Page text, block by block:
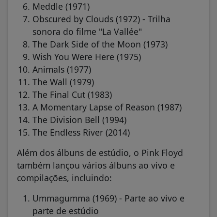
Meddle (1971)
Obscured by Clouds (1972) - Trilha
sonora do filme "La Vallée"
The Dark Side of the Moon (1973)
Wish You Were Here (1975)
Animals (1977)
The Wall (1979)
The Final Cut (1983)
A Momentary Lapse of Reason (1987)
The Division Bell (1994)
The Endless River (2014)
Além dos álbuns de estúdio, o Pink Floyd
também lançou vários álbuns ao vivo e
compilações, incluindo:
Ummagumma (1969) - Parte ao vivo e
parte de estúdio